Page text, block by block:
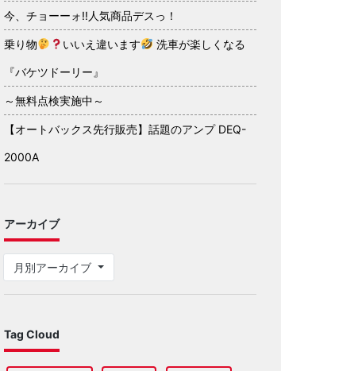
今、チョーーォ!!人気商品デスっ！
乗り物 いいえ違います 洗車が楽しくなる
『バケツドーリー』
～無料点検実施中～
【オートバックス先行販売】話題のアンプ DEQ-
2000A
アーカイブ
月別アーカイブ
Tag Cloud